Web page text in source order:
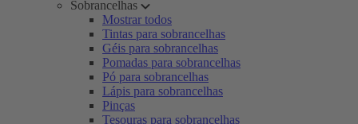
Sobrancelhas
Mostrar todos
Tintas para sobrancelhas
Géis para sobrancelhas
Pomadas para sobrancelhas
Pó para sobrancelhas
Lápis para sobrancelhas
Pinças
Tesouras para sobrancelhas